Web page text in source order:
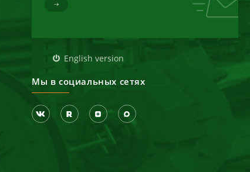
English version
Мы в социальных сетях